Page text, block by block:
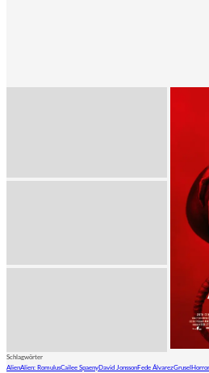
Schlagwörter
AlienAlien: RomulusCailee SpaenyDavid JonssonFede ÁlvarezGruselHorror